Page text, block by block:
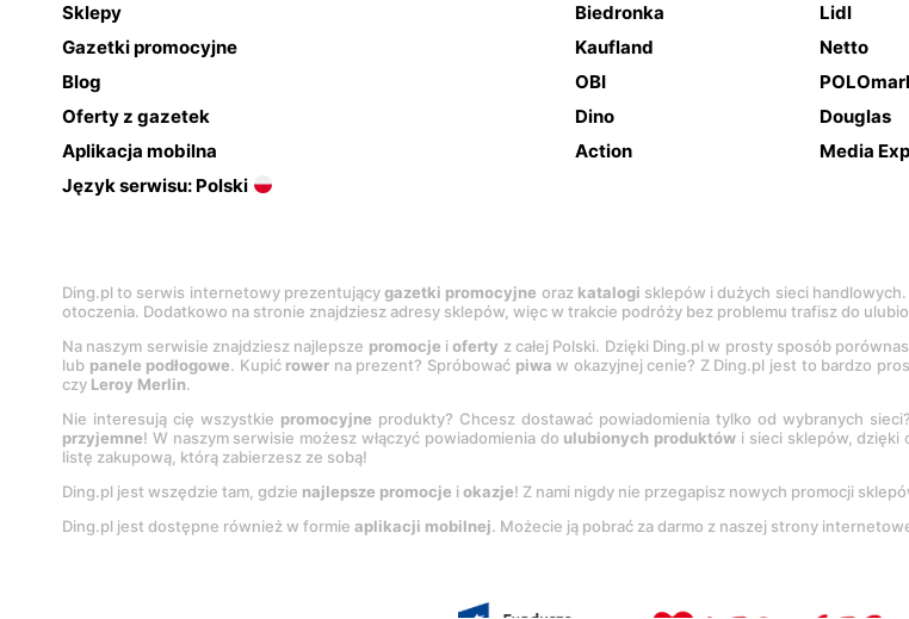
Sklepy
Gazetki promocyjne
Blog
Oferty z gazetek
Aplikacja mobilna
Język serwisu: Polski
Biedronka Lidl
Kaufland
Netto
OBI
Dino
Douglas
Action
Media
Ding.pl to serwis internetowy prezentującygazetki promocyjne oraz katalogi sklepów i dużych sieci
otoczenia. Dodatkowo na stronie znajdziesz adresy sklepów, więc w trakcie podróży bez problemu trafisz do
Na naszym serwisie znajdziesz najlepsze promocje ioferty z całej Polski. Dzięki Ding.pl w prosty sposób
lub panele podłogowe. Kupić rower na prezent? Spróbować piwa w okazyjnej cenie? Z Ding.pl jest to bardzo
czy Leroy Merlin.
Nie interesują cię wszystkie promocyjne produkty? Chcesz dostawać powiadomienia tylko od wybranych
przyjemne! W naszym serwisie możesz włączyć powiadomienia do ulubionych produktów i sieci sklepów, dzięki
listę zakupową, którą zabierzesz ze sobą!
Ding.pl jest wszędzie tam, gdzie najlepsze promocje i okazje! Z nami nigdy nie przegapisz nowych promocji
Ding.pl jest dostępne również w formie aplikacji mobilnej. Możecie ją pobrać za darmo z naszej strony